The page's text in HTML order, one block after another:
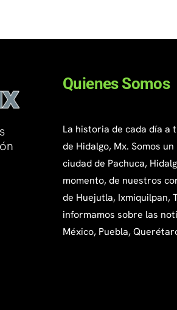
Quienes Somos
La historia de cada día a
de Hidalgo, Mx. Somos
ciudad de Pachuca,
momento, de nuestros
de Huejutla, Ixmiquilpan,
informamos sobre las
México, Puebla,